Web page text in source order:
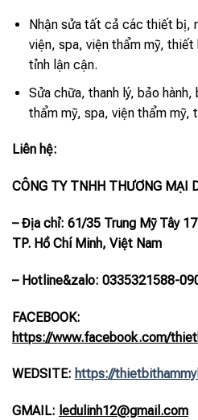
Nhận sửa tất cả các thiết bị,
viện, spa, viện thẩm mỹ, thiết
tỉnh lận cận.
Sửa chữa, thanh lý, bảo
thẩm mỹ, spa, viện thẩm
Liên hệ:
CÔNG TY TNHH THƯƠNG MẠI
– Địa chỉ: 61/35 Trung Mỹ Tây
TP. Hồ Chí Minh, Việt Nam
– Hotline&zalo: 0335321588-
FACEBOOK:
https://www.facebook.com/
WEDSITE: https://
GMAIL: ledulinh12@gmail.com